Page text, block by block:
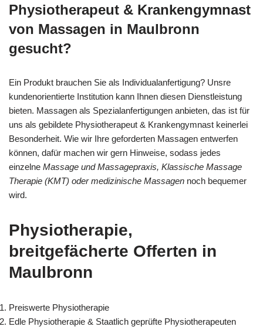
Physiotherapeut & Krankengymnast
von Massagen in Maulbronn
gesucht?
Ein Produkt brauchen Sie als Individualanfertigung? Unsre
kundenorientierte Institution kann Ihnen diesen Dienstleistung
bieten. Massagen als Spezialanfertigungen anbieten, das ist für
uns als gebildete Physiotherapeut & Krankengymnast keinerlei
Besonderheit. Wie wir Ihre geforderten Massagen entwerfen
können, dafür machen wir gern Hinweise, sodass jedes
einzelne Massage und Massagepraxis, Klassische Massage
Therapie (KMT) oder medizinische Massagen noch bequemer
wird.
Physiotherapie,
breitgefächerte Offerten in
Maulbronn
Preiswerte Physiotherapie
Edle Physiotherapie & Staatlich geprüfte Physiotherapeuten